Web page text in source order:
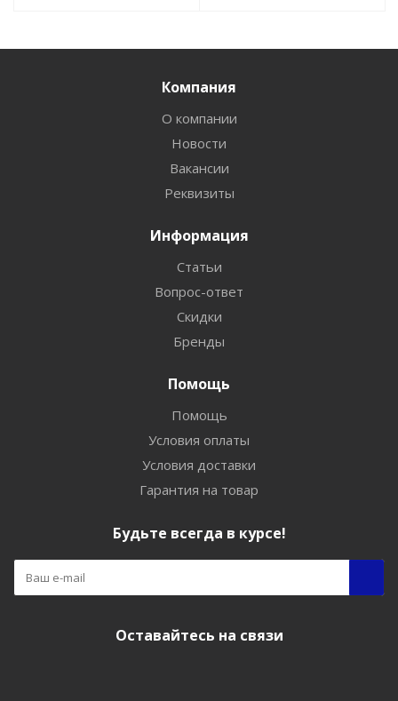
Компания
О компании
Новости
Вакансии
Реквизиты
Информация
Статьи
Вопрос-ответ
Скидки
Бренды
Помощь
Помощь
Условия оплаты
Условия доставки
Гарантия на товар
Будьте всегда в курсе!
Оставайтесь на связи